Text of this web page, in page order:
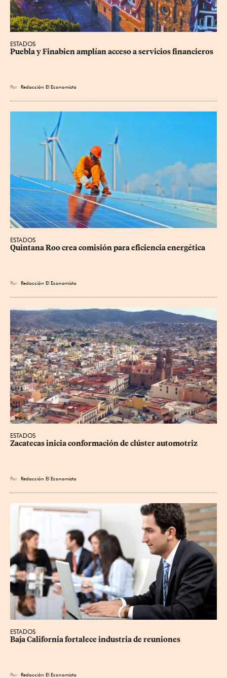
ESTADOS
Puebla y Finabien amplían acceso a servicios financieros
Por Redacción El Economista
ESTADOS
Quintana Roo crea comisión para eficiencia energética
Por Redacción El Economista
ESTADOS
Zacatecas inicia conformación de clúster automotriz
Por Redacción El Economista
ESTADOS
Baja California fortalece industria de reuniones
Por Redacción El Economista